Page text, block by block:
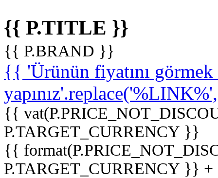
{{ P.TITLE }}
{{ P.BRAND }}
{{ 'Ürünün fiyatını
{{
P.TARGET_CURRENCY }}
{{
P.TARGET_CURRENCY }}